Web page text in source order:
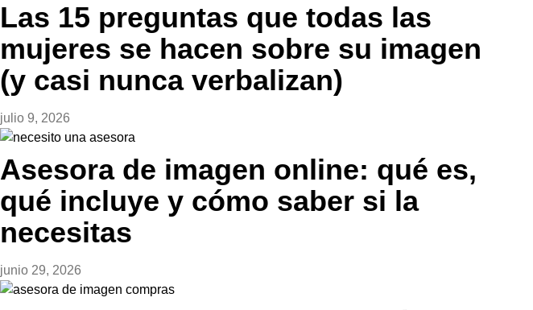
Las 15 preguntas que todas las
mujeres se hacen sobre su imagen
(y casi nunca verbalizan)
julio 9, 2026
Asesora de imagen online: qué es,
qué incluye y cómo saber si la
necesitas
junio 29, 2026